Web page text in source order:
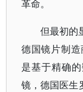
革命。
但最初的
德国镜片制
是基于精确
镜，德国医生